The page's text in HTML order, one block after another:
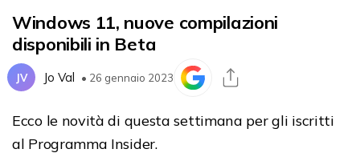
Windows 11, nuove compilazioni
disponibili in Beta
JV Jo Val • 26 gennaio 2023
Ecco le novità di questa settimana per gli iscritti
al Programma Insider.